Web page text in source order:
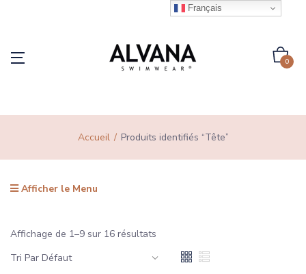
0
Accueil Produits identifiés “Tête”
Afficher le Menu
Affichage de 1–9 sur 16 résultats
Français